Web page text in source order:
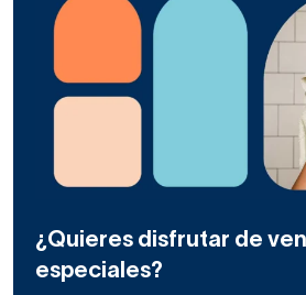
¿Quieres disfrutar de
especiales?